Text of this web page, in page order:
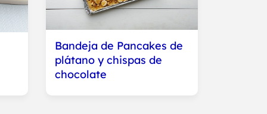
Bandeja de Pancakes de
plátano y chispas de
chocolate